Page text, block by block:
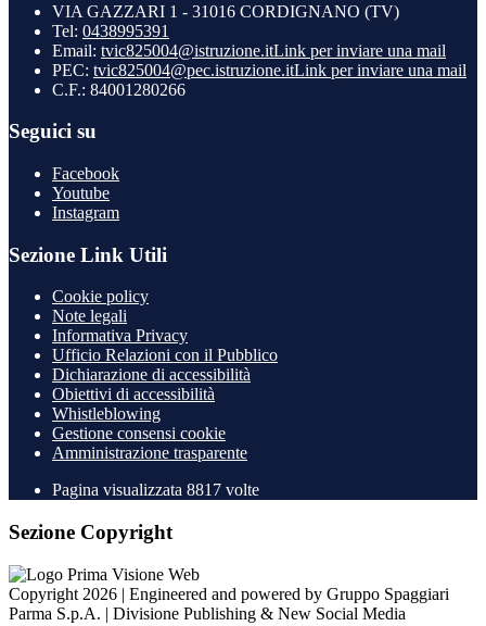
VIA GAZZARI 1 - 31016 CORDIGNANO (TV)
Tel: 0438995391
Email: tvic825004@istruzione.itLink per inviare una mail
PEC: tvic825004@pec.istruzione.itLink per inviare una mail
C.F.: 84001280266
Seguici su
Facebook
Youtube
Instagram
Sezione Link Utili
Cookie policy
Note legali
Informativa Privacy
Ufficio Relazioni con il Pubblico
Dichiarazione di accessibilità
Obiettivi di accessibilità
Whistleblowing
Gestione consensi cookie
Amministrazione trasparente
Pagina visualizzata 8817 volte
Sezione Copyright
Copyright 2026 | Engineered and powered by Gruppo Spaggiari
Parma S.p.A. | Divisione Publishing & New Social Media